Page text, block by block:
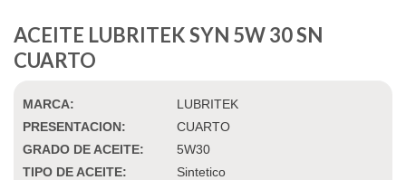
ACEITE LUBRITEK SYN 5W 30 SN
CUARTO
MARCA:
LUBRITEK
PRESENTACION:
CUARTO
GRADO DE ACEITE:
5W30
TIPO DE ACEITE:
Sintetico